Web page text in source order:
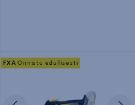
Akkumonitoimityökalu FXA 18V
XCLICK runko
Edellinen
FXA Onnistu edullisesti